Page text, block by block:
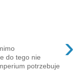
›
do tego nie
potrzebuje